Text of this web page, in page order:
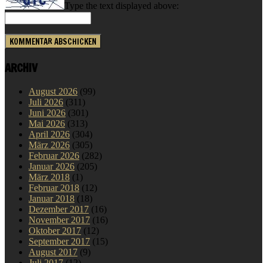
Type the text displayed above:
ARCHIV
August 2026 (99)
Juli 2026 (311)
Juni 2026 (301)
Mai 2026 (313)
April 2026 (304)
März 2026 (305)
Februar 2026 (282)
Januar 2026 (205)
März 2018 (1)
Februar 2018 (12)
Januar 2018 (18)
Dezember 2017 (16)
November 2017 (16)
Oktober 2017 (12)
September 2017 (15)
August 2017 (9)